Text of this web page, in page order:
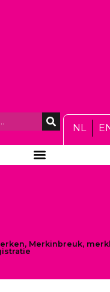
NL
, Merkinbreuk,